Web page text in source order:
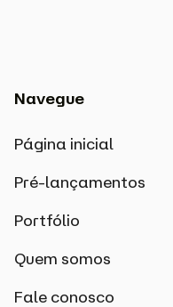
Navegue
Página inicial
Pré-lançamentos
Portfólio
Quem somos
Fale conosco